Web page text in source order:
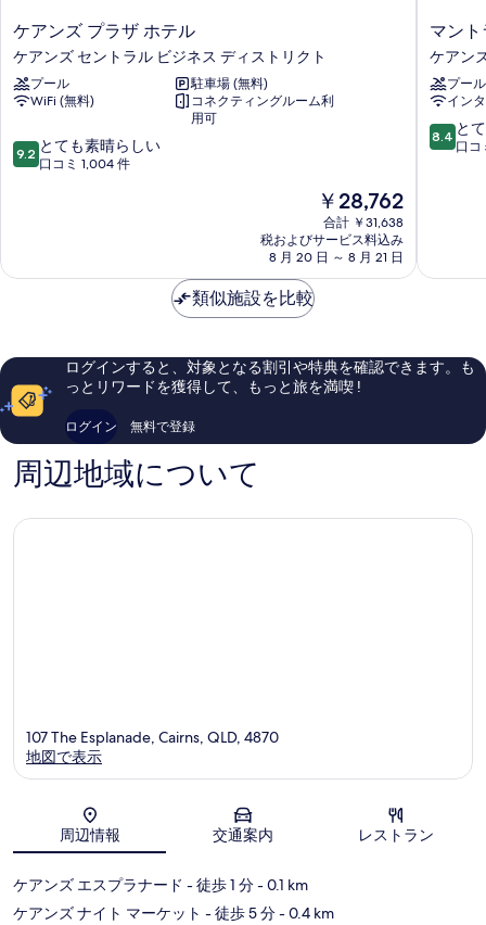
ケ
ア
ン
ズ
プ
ザ
ホ
ズ
ラ
ビ
ジ
ス
デ
ス
ト
ケアンズ プラザ ホテル
ケアンズ セントラル ビジネス ディストリクト
プール
駐車場 (無料)
WiFi (無料)
コネクティングルーム利
用可
10
段
も
し
口
コ
1,004
件
の
口
9.2 とても素晴らしい
口コミ 1,004 件
現
在
の
料
金
￥28,762
合計 ￥31,638
税およびサービス料込み
8 月 20 日 ～ 8 月 21 日
マ
ン
ト
ラ
エ
ス
プ
ン
ト
ラ
ィ
マン
ケアン
プール
イン
10
段
良
ミ
1,002
8.4 と
口コ
類似施設を比較
ログインすると、対象となる割引や特典を確認できます。も
っとリワードを獲得して、もっと旅を満喫 !
ログイン 無料で登録
周辺地域について
地図
107 The Esplanade, Cairns, QLD, 4870
地図で表示
周辺情報 交通案内 レストラン
ケアンズ エスプラナード - 徒歩 1 分- 0.1 km
ケアンズ ナイト マーケット - 徒歩 5 分- 0.4 km